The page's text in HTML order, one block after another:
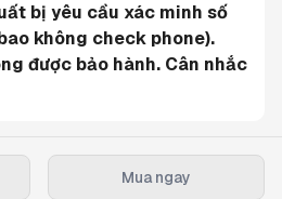
Mua ngay
bị yêu cầu xác minh số
không check phone).
được bảo hành. Cân nhắc